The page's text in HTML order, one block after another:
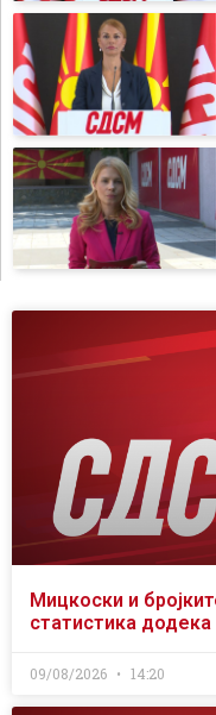
Мицкоски и
статистика
09/08/2026 14:20